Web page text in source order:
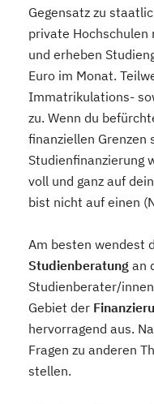
Gegensatz zu
private
und erheben
Euro im Monat.
Immatrikulations-
zu. Wenn du
finanziellen Grenzen
Studienfinanzierung
voll und ganz auf
bist nicht auf einen
Am besten wendest
Studienberatung an
Studienberater/
Gebiet der
hervorragend aus.
Fragen zu anderen
stellen.